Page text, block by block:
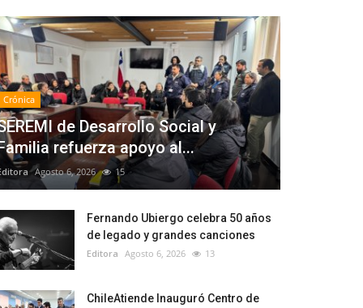
Crónica
de Desarrollo Social y
refuerza apoyo al...
Agosto 6, 2026 15
Fernando Ubiergo celebra 50 años
de legado y grandes canciones
Editora Agosto 6, 2026 13
ChileAtiende Inauguró Centro de